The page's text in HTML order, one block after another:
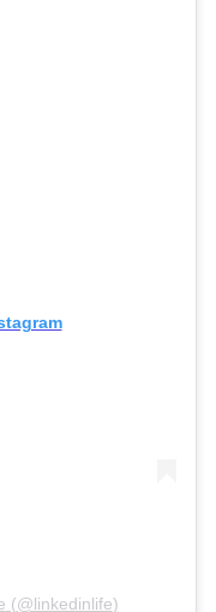
(@linkedinlife)